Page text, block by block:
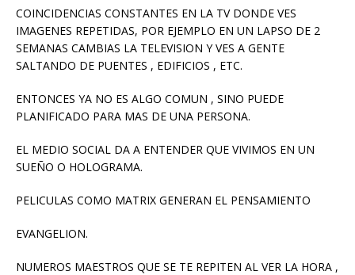
COINCIDENCIAS CONSTANTES EN LA TV DONDE VES
IMAGENES REPETIDAS, POR EJEMPLO EN UN LAPSO DE 2
SEMANAS CAMBIAS LA TELEVISION Y VES A GENTE
SALTANDO DE PUENTES , EDIFICIOS , ETC.
ENTONCES YA NO ES ALGO COMUN , SINO PUEDE
PLANIFICADO PARA MAS DE UNA PERSONA.
EL MEDIO SOCIAL DA A ENTENDER QUE VIVIMOS EN UN
SUEÑO O HOLOGRAMA.
PELICULAS COMO MATRIX GENERAN EL PENSAMIENTO
EVANGELION.
NUMEROS MAESTROS QUE SE TE REPITEN AL VER LA HORA ,